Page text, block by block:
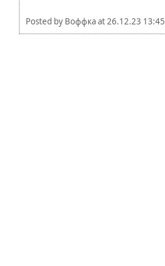
Posted by Воффкаat26.12.23 13:45